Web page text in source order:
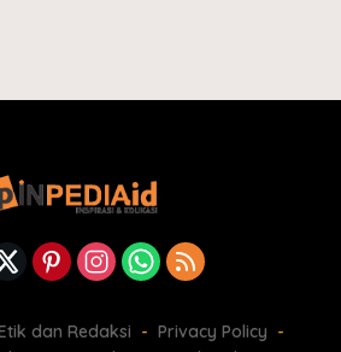
dan Redaksi
Privacy Policy